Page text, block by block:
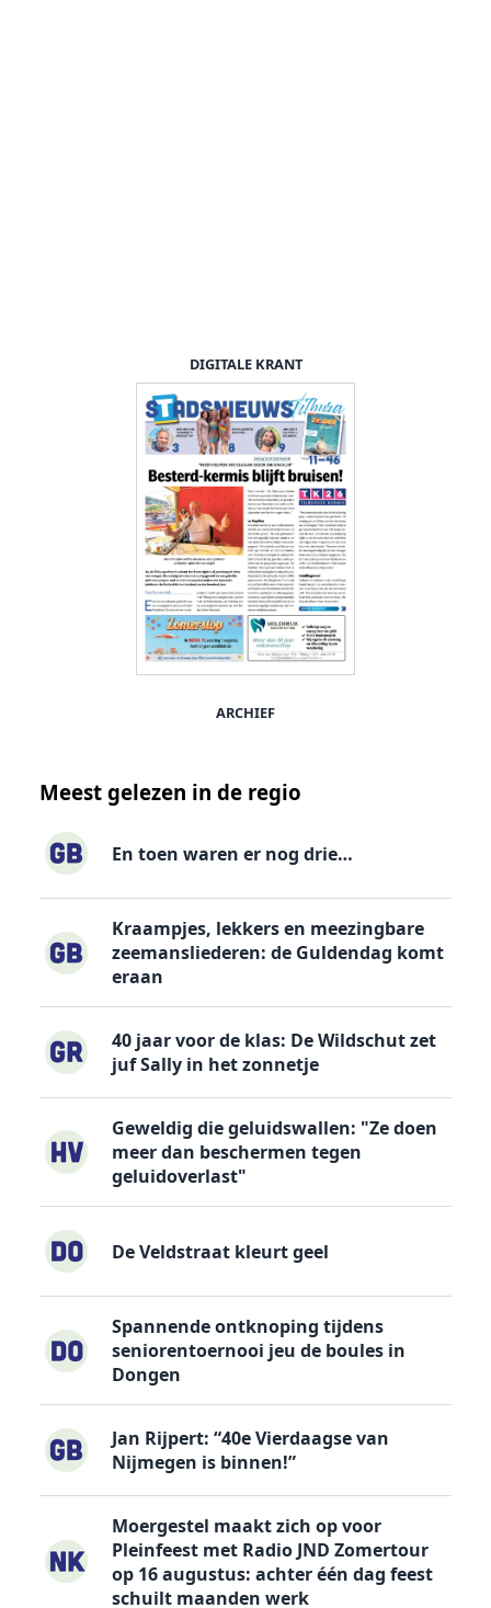
DIGITALE KRANT
ARCHIEF
Meest gelezen in de regio
En toen waren er nog drie…
Kraampjes, lekkers en meezingbare
zeemansliederen: de Guldendag komt
eraan
40 jaar voor de klas: De Wildschut zet
juf Sally in het zonnetje
Geweldig die geluidswallen: "Ze doen
meer dan beschermen tegen
geluidoverlast"
De Veldstraat kleurt geel
Spannende ontknoping tijdens
seniorentoernooi jeu de boules in
Dongen
Jan Rijpert: “40e Vierdaagse van
Nijmegen is binnen!”
Moergestel maakt zich op voor
Pleinfeest met Radio JND Zomertour
op 16 augustus: achter één dag feest
schuilt maanden werk